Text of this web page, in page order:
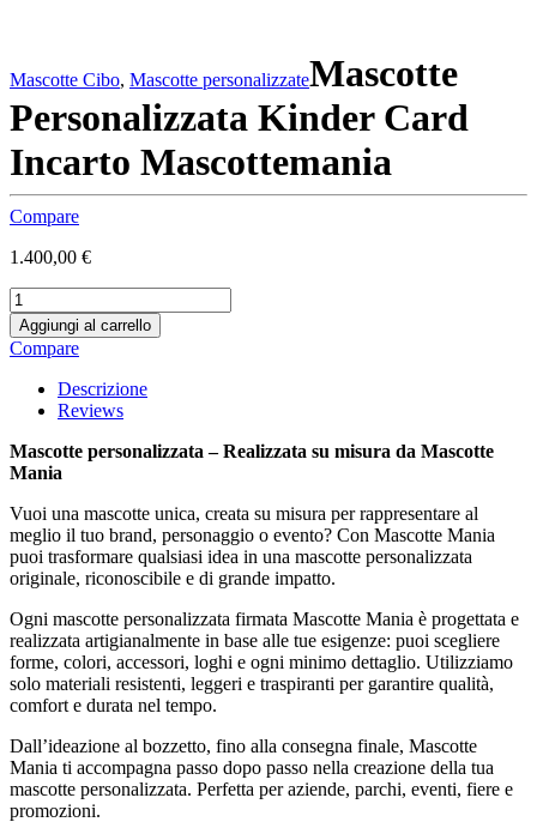
Mascotte Cibo, Mascotte personalizzateMascotte
Personalizzata Kinder Card
Incarto Mascottemania
Compare
1.400,00 €
Mascotte
Personalizzata
Kinder
Card
Incarto
Mascottemania
quantity
Aggiungi al carrello
Compare
Descrizione
Reviews
Mascotte personalizzata – Realizzata su misura da Mascotte
Mania
Vuoi una mascotte unica, creata su misura per rappresentare al
meglio il tuo brand, personaggio o evento? Con Mascotte Mania
puoi trasformare qualsiasi idea in una mascotte personalizzata
originale, riconoscibile e di grande impatto.
Ogni mascotte personalizzata firmata Mascotte Mania è progettata e
realizzata artigianalmente in base alle tue esigenze: puoi scegliere
forme, colori, accessori, loghi e ogni minimo dettaglio. Utilizziamo
solo materiali resistenti, leggeri e traspiranti per garantire qualità,
comfort e durata nel tempo.
Dall’ideazione al bozzetto, fino alla consegna finale, Mascotte
Mania ti accompagna passo dopo passo nella creazione della tua
mascotte personalizzata. Perfetta per aziende, parchi, eventi, fiere e
promozioni.